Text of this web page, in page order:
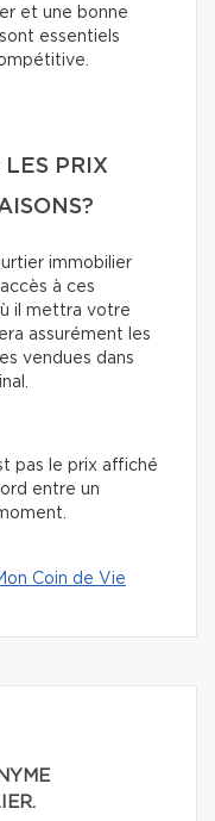
et une bonne
essentiels
PRIX
immobilier
à ces
il mettra votre
assurément les
vendues dans
pas le prix affiché
entre un
Coin de Vie